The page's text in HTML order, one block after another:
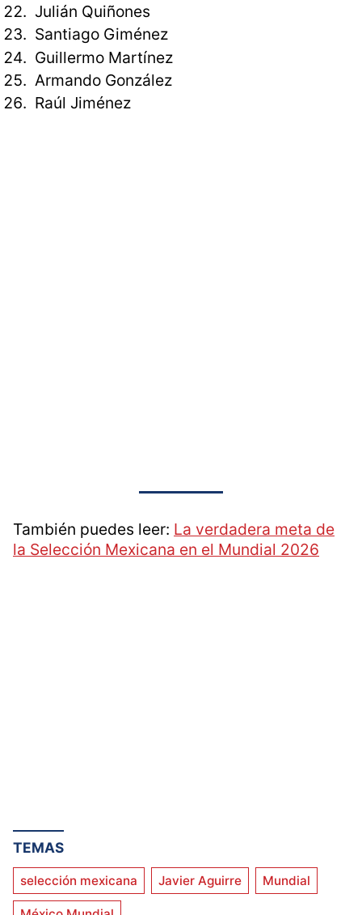
Julián Quiñones
Santiago Giménez
Guillermo Martínez
Armando González
Raúl Jiménez
También puedes leer: La verdadera meta de
la Selección Mexicana en el Mundial 2026
TEMAS
selección mexicana Javier Aguirre Mundial